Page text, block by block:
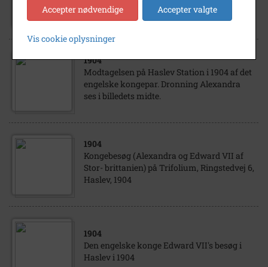
Alexandra oste.
1904
Modtagelsen på Haslev Station i 1904 af det
engelske kongepar. Dronning Alexandra
ses i billedets midte.
1904
Kongebesøg (Alexandra og Edward VII af
Stor- brittanien) på Trifolium, Ringstedvej 6,
Haslev, 1904
1904
Den engelske konge Edward VII's besøg i
Haslev i 1904
Accepter nødvendige Accepter valgte
Vis cookie oplysninger